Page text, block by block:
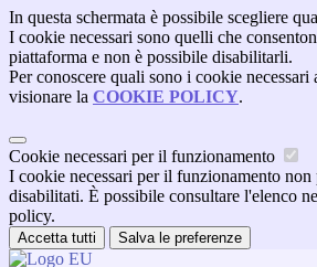
In questa schermata è possibile scegliere
I cookie necessari sono quelli che
piattaforma e non è possibile disabilitarli.
Per conoscere quali sono i cookie
visionare la COOKIE POLICY.
Cookie necessari per il funzionamento
I cookie necessari per il funzionamento non
disabilitati. È possibile consultare l'elenco
policy.
Accetta tutti Salva le preferenze